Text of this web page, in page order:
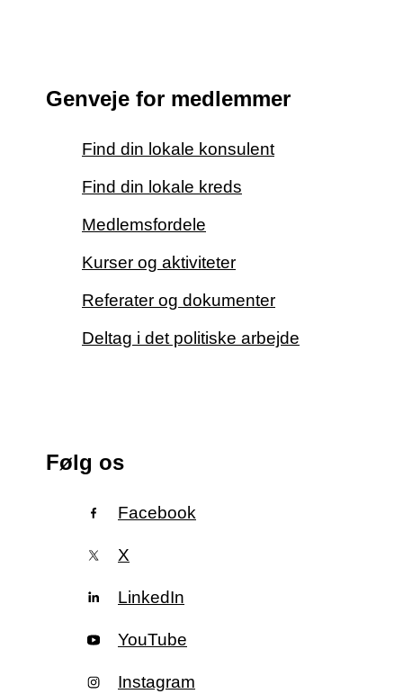
Genveje for medlemmer
Find din lokale konsulent
Find din lokale kreds
Medlemsfordele
Kurser og aktiviteter
Referater og dokumenter
Deltag i det politiske arbejde
Følg os
Facebook
X
LinkedIn
YouTube
Instagram